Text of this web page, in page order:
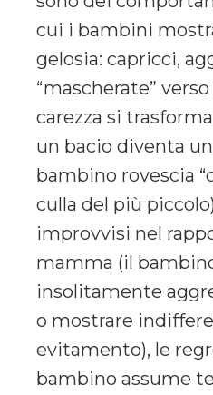
cui i bambini
gelosia: capricci,
“mascherate”
carezza si
un bacio diventa
bambino rovescia
culla del più
improvvisi nel
mamma (il
insolitamente
o mostrare
evitamento), le
bambino assume